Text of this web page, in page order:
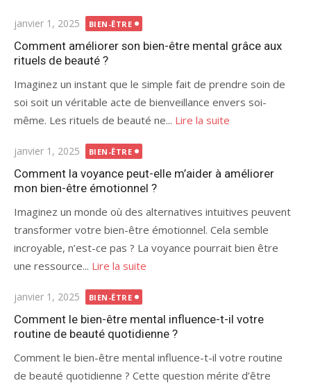
Publié
le
janvier 1, 2025 BIEN-ÊTRE
Comment améliorer son bien-être mental grâce aux
rituels de beauté ?
Imaginez un instant que le simple fait de prendre soin de
soi soit un véritable acte de bienveillance envers soi-
même. Les rituels de beauté ne... Lire la suite
Publié
le
janvier 1, 2025 BIEN-ÊTRE
Comment la voyance peut-elle m’aider à améliorer
mon bien-être émotionnel ?
Imaginez un monde où des alternatives intuitives peuvent
transformer votre bien-être émotionnel. Cela semble
incroyable, n’est-ce pas ? La voyance pourrait bien être
une ressource... Lire la suite
Publié
le
janvier 1, 2025 BIEN-ÊTRE
Comment le bien-être mental influence-t-il votre
routine de beauté quotidienne ?
Comment le bien-être mental influence-t-il votre routine
de beauté quotidienne ? Cette question mérite d’être